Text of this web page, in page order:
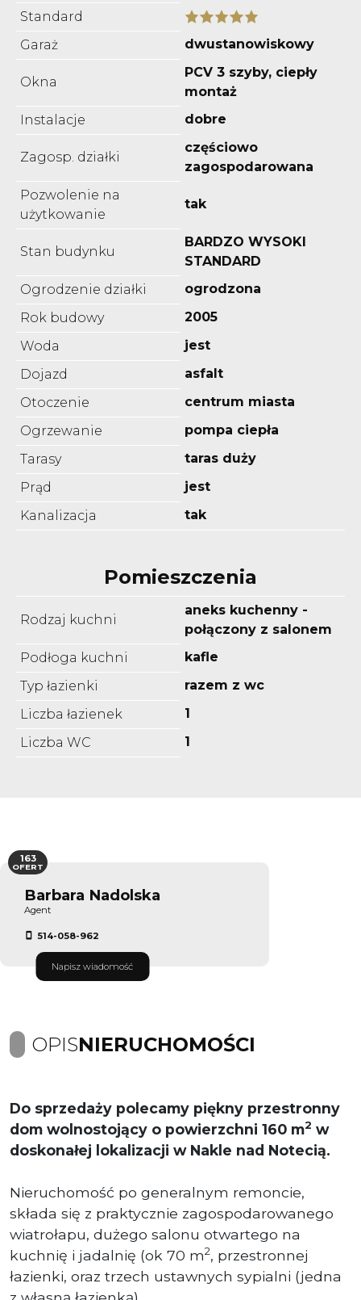
Standard
Garaż
dwustanowiskowy
Okna
PCV 3 szyby, ciepły
montaż
Instalacje
dobre
Zagosp. działki
częściowo
zagospodarowana
Pozwolenie na
użytkowanie
tak
Stan budynku
BARDZO WYSOKI
STANDARD
Ogrodzenie działki
ogrodzona
Rok budowy
2005
Woda
jest
Dojazd
asfalt
Otoczenie
centrum miasta
Ogrzewanie
pompa ciepła
Tarasy
taras duży
Prąd
jest
Kanalizacja
tak
Pomieszczenia
Rodzaj kuchni
aneks kuchenny -
połączony z salonem
Podłoga kuchni
kafle
Typ łazienki
razem z wc
Liczba łazienek
1
Liczba WC
1
Barbara Nadolska
Agent
514-058-962
Napisz wiadomość
163
OFERT
OPISNIERUCHOMOŚCI
Do sprzedaży polecamy piękny przestronny
dom wolnostojący o powierzchni 160 m2 w
doskonałej lokalizacji w Nakle nad Notecią.
Nieruchomość po generalnym remoncie,
składa się z praktycznie zagospodarowanego
wiatrołapu, dużego salonu otwartego na
kuchnię i jadalnię (ok 70 m2, przestronnej
łazienki, oraz trzech ustawnych sypialni (jedna